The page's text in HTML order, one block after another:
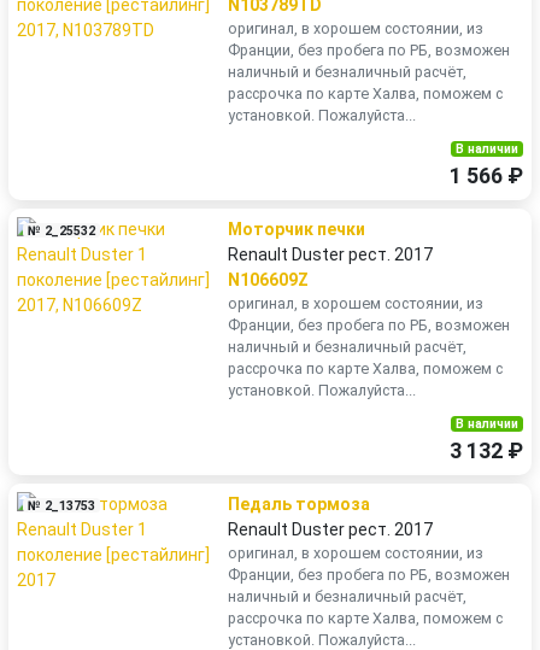
N103789TD
оригинал, в хорошем состоянии, из
Франции, без пробега по РБ, возможен
наличный и безналичный расчёт,
рассрочка по карте Халва, поможем с
установкой. Пожалуйста...
В наличии
1 566 ₽
№ 2_25532
Моторчик печки
Renault Duster рест. 2017
N106609Z
оригинал, в хорошем состоянии, из
Франции, без пробега по РБ, возможен
наличный и безналичный расчёт,
рассрочка по карте Халва, поможем с
установкой. Пожалуйста...
В наличии
3 132 ₽
№ 2_13753
Педаль тормоза
Renault Duster рест. 2017
оригинал, в хорошем состоянии, из
Франции, без пробега по РБ, возможен
наличный и безналичный расчёт,
рассрочка по карте Халва, поможем с
установкой. Пожалуйста...